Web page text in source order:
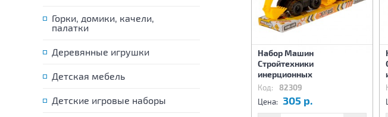
Горки, домики, качели,
палатки
Деревянные игрушки
Детская мебель
Детские игровые наборы
Машина инерционная
295 р. Цена: 295 р.
Набор Машин
Стройтехники
инерционных
Код: 82309
Цена: 305 р.